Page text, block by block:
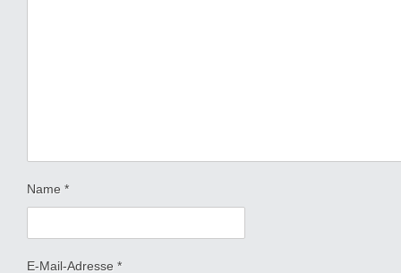
Name *
E-Mail-Adresse *